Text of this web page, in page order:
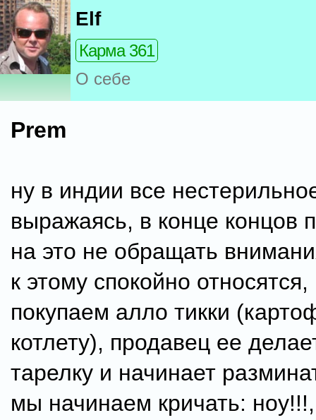
Elf
Карма 361
О себе
Prem
ну в индии все
выражаясь, в конце концов
на это не обращать
к этому спокойно относятся,
покупаем алло тикки
котлету), продавец ее
тарелку и начинает
мы начинаем кричать: